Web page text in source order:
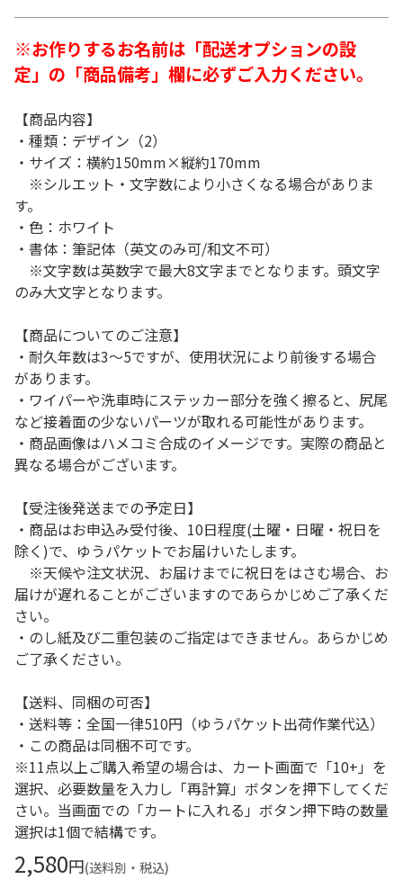
※お作りするお名前は「配送オプションの設
定」の「商品備考」欄に必ずご入力ください。
【商品内容】
・種類：デザイン（2）
・サイズ：横約150mm×縦約170mm
※シルエット・文字数により小さくなる場合がありま
す。
・色：ホワイト
・書体：筆記体（英文のみ可/和文不可）
※文字数は英数字で最大8文字までとなります。頭文字
のみ大文字となります。
【商品についてのご注意】
・耐久年数は3～5ですが、使用状況により前後する場合
があります。
・ワイパーや洗車時にステッカー部分を強く擦ると、尻尾
など接着面の少ないパーツが取れる可能性があります。
・商品画像はハメコミ合成のイメージです。実際の商品と
異なる場合がございます。
【受注後発送までの予定日】
・商品はお申込み受付後、10日程度(土曜・日曜・祝日を
除く)で、ゆうパケットでお届けいたします。
※天候や注文状況、お届けまでに祝日をはさむ場合、お
届けが遅れることがございますのであらかじめご了承くだ
さい。
・のし紙及び二重包装のご指定はできません。あらかじめ
ご了承ください。
【送料、同梱の可否】
・送料等：全国一律510円（ゆうパケット出荷作業代込）
・この商品は同梱不可です。
※11点以上ご購入希望の場合は、カート画面で「10+」を
選択、必要数量を入力し「再計算」ボタンを押下してくだ
さい。当画面での「カートに入れる」ボタン押下時の数量
選択は1個で結構です。
2,580円(送料別・税込)